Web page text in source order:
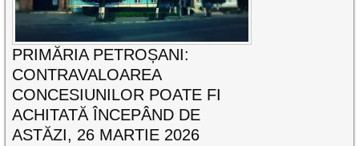
PRIMĂRIA PETROȘANI:
CONTRAVALOAREA
CONCESIUNILOR POATE FI
ACHITATĂ ÎNCEPÂND DE
ASTĂZI, 26 MARTIE 2026